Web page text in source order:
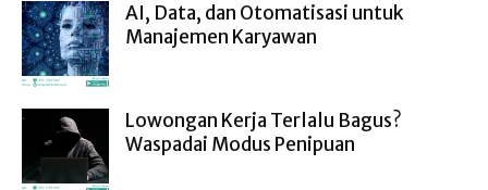
AI, Data, dan Otomatisasi untuk
Manajemen Karyawan
Lowongan Kerja Terlalu Bagus?
Waspadai Modus Penipuan